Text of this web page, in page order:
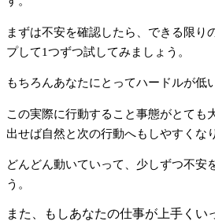
まずは不安を確認したら、できる限り
プして1つずつ試してみましょう。
もちろんあなたにとってハードルが低
この実際に行動すること事態がとても
出せば自然と次の行動へもしやすくな
どんどん動いていって、少しずつ不安
う。
また、もしあなたの仕事が上手くい